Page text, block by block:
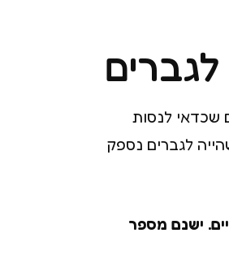
שכדאי לנסות
לגברים נספק
ישנם מספר